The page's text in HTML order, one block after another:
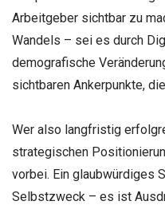
Arbeitgeber sichtbar zu
Wandels – sei es durch
demografische
sichtbaren Ankerpunkte,
Wer also langfristig
strategischen
vorbei. Ein glaubwürdiges
Selbstzweck – es ist